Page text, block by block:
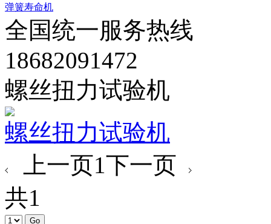
弹簧寿命机
全国统一服务热线
18682091472
螺丝扭力试验机
螺丝扭力试验机
上一页1下一页
共1